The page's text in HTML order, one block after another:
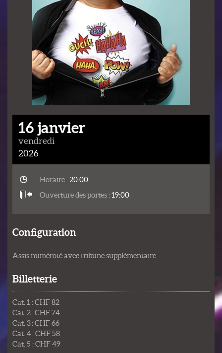
16 janvier
vendredi
2026
Horaire :20:00
Ouverture des portes :19:00
Configuration
Assis numéroté avec tribune supplémentaire
Billetterie
Cat. 1 : CHF 82
Cat. 2 : CHF 74
Cat. 3 : CHF 66
Cat. 4 : CHF 58
Cat. 5 : CHF 49